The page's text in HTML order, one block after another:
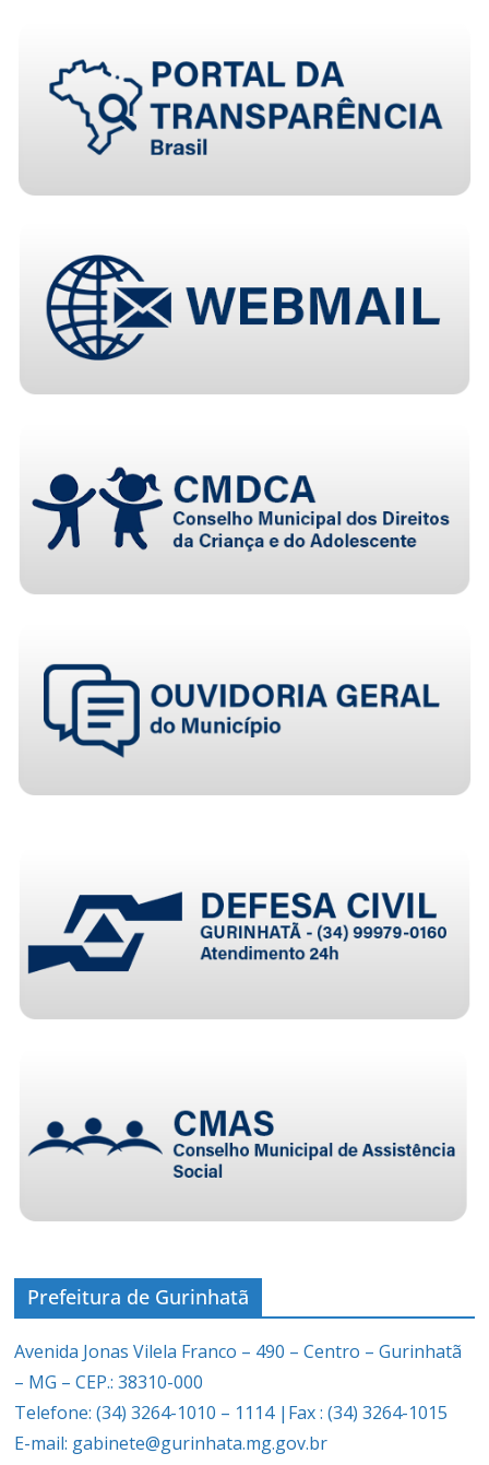
Prefeitura de Gurinhatã
Avenida Jonas Vilela Franco – 490 – Centro – Gurinhatã
– MG – CEP.: 38310-000
Telefone: (34) 3264-1010 – 1114 |Fax : (34) 3264-1015
E-mail: gabinete@gurinhata.mg.gov.br